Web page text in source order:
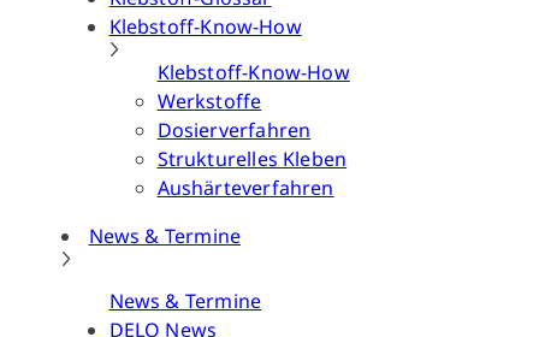
Klebstoff-Know-How
Klebstoff-Know-How
Werkstoffe
Dosierverfahren
Strukturelles Kleben
Aushärteverfahren
News & Termine
News & Termine
DELO News